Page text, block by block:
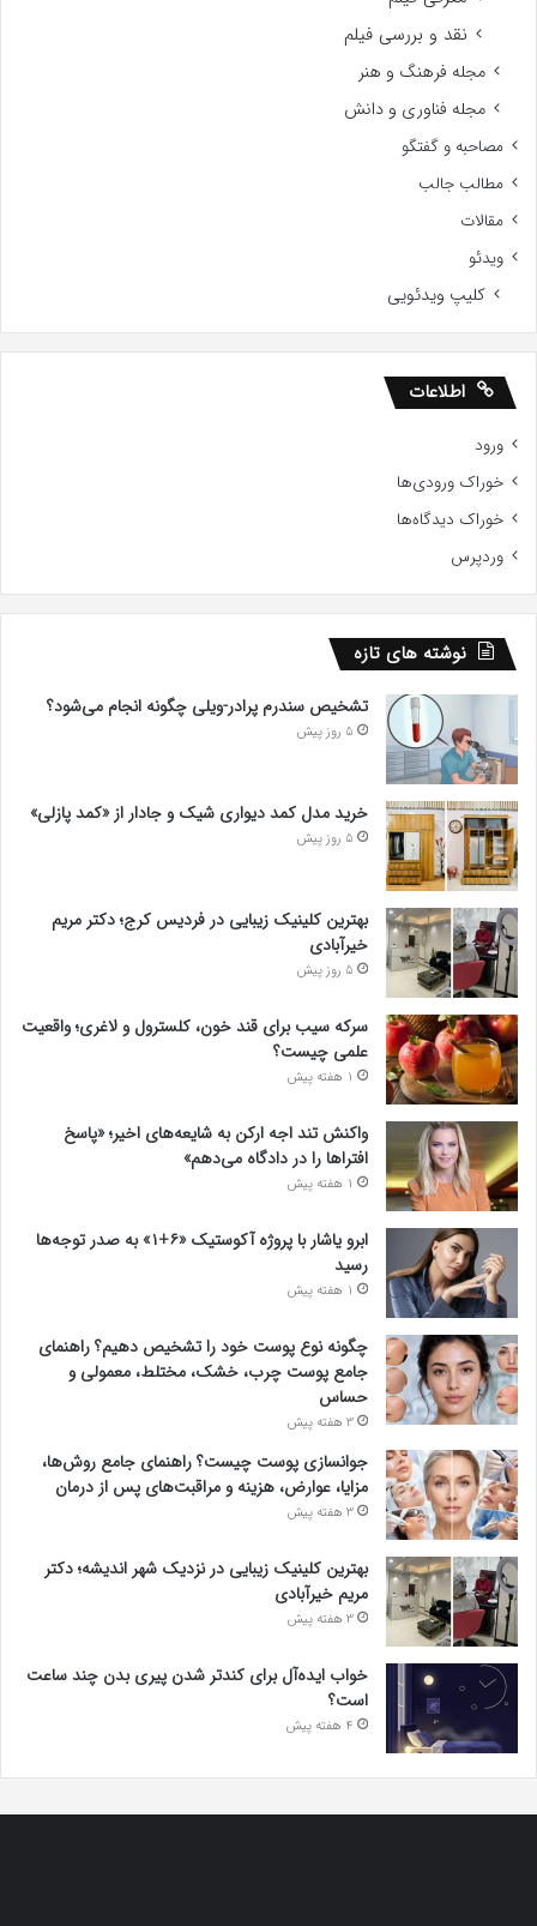
نقد و بررسی فیلم
مجله فرهنگ و هنر
مجله فناوری و دانش
مصاحبه و گفتگو
مطالب جالب
مقالات
ویدئو
کلیپ ویدئویی
اطلاعات
ورود
خوراک ورودی‌ها
خوراک دیدگاه‌ها
وردپرس
نوشته های تازه
تشخیص سندرم پرادر-ویلی چگونه انجام می‌شود؟
5 روز پیش
خرید مدل کمد دیواری شیک و جادار از «کمد پازلی»
5 روز پیش
بهترین کلینیک زیبایی در فردیس کرج؛ دکتر مریم
خیرآبادی
5 روز پیش
سرکه سیب برای قند خون، کلسترول و لاغری؛ واقعیت
علمی چیست؟
1 هفته پیش
واکنش تند اجه ارکن به شایعه‌های اخیر؛ «پاسخ
افتراها را در دادگاه می‌دهم»
1 هفته پیش
ابرو یاشار با پروژه آکوستیک «۶+۱» به صدر توجه‌ها
رسید
1 هفته پیش
چگونه نوع پوست خود را تشخیص دهیم؟ راهنمای
جامع پوست چرب، خشک، مختلط، معمولی و
حساس
3 هفته پیش
جوانسازی پوست چیست؟ راهنمای جامع روش‌ها،
مزایا، عوارض، هزینه و مراقبت‌های پس از درمان
3 هفته پیش
بهترین کلینیک زیبایی در نزدیک شهر اندیشه؛ دکتر
مریم خیرآبادی
3 هفته پیش
خواب ایده‌آل برای کندتر شدن پیری بدن چند ساعت
است؟
4 هفته پیش